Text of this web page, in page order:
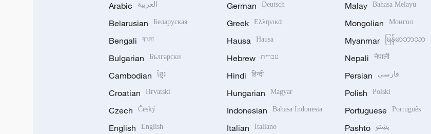
Arabic العربية
Belarusian Беларуская
Bengali বাংলা
Bulgarian Български
Cambodian ខ្មែរ
Croatian Hrvatski
Czech Český
English English
German Deutsch
Greek Ελληνικά
Hausa Hausa
Hebrew עברית
Hindi हिन्दी
Hungarian Magyar
Indonesian Bahasa Indonesia
Italian Italiano
Malay Bahasa Melayu
Mongolian Монгол
Myanmar မြန်မာဘာသာ
Nepali नेपाली
Persian فارسی
Polish Polski
Portuguese Português
Pashto پښتو